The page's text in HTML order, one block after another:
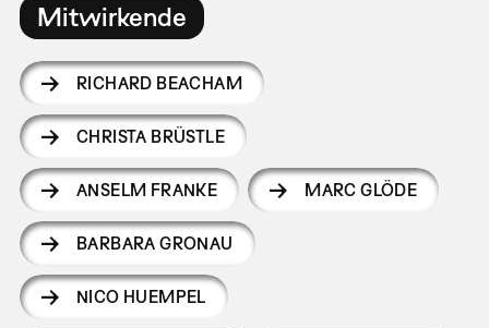
Mitwirkende
RICHARD BEACHAM
CHRISTA BRÜSTLE
ANSELM FRANKE MARC GLÖDE
BARBARA GRONAU
NICO HUEMPEL